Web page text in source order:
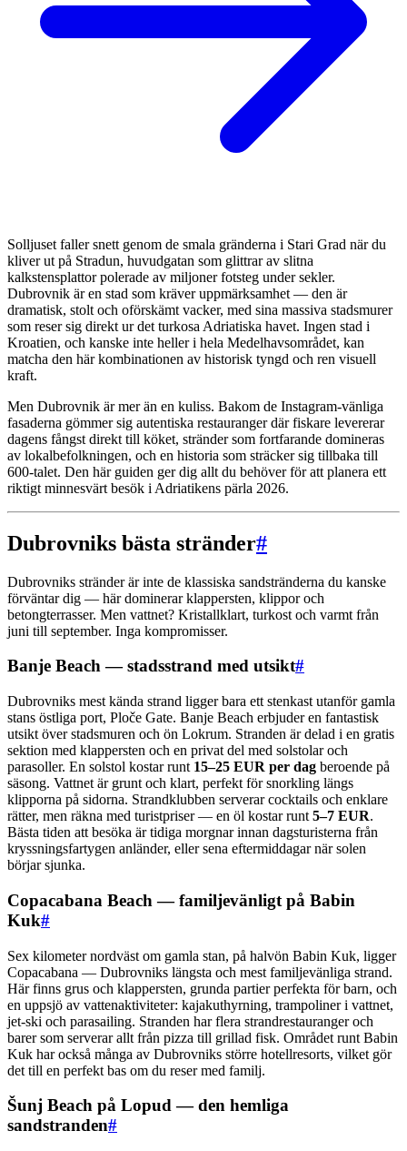
Solljuset faller snett genom de smala gränderna i Stari Grad när du
kliver ut på Stradun, huvudgatan som glittrar av slitna
kalkstensplattor polerade av miljoner fotsteg under sekler.
Dubrovnik är en stad som kräver uppmärksamhet — den är
dramatisk, stolt och oförskämt vacker, med sina massiva stadsmurer
som reser sig direkt ur det turkosa Adriatiska havet. Ingen stad i
Kroatien, och kanske inte heller i hela Medelhavsområdet, kan
matcha den här kombinationen av historisk tyngd och ren visuell
kraft.
Men Dubrovnik är mer än en kuliss. Bakom de Instagram-vänliga
fasaderna gömmer sig autentiska restauranger där fiskare levererar
dagens fångst direkt till köket, stränder som fortfarande domineras
av lokalbefolkningen, och en historia som sträcker sig tillbaka till
600-talet. Den här guiden ger dig allt du behöver för att planera ett
riktigt minnesvärt besök i Adriatikens pärla 2026.
Dubrovniks bästa stränder#
Dubrovniks stränder är inte de klassiska sandstränderna du kanske
förväntar dig — här dominerar klappersten, klippor och
betongterrasser. Men vattnet? Kristallklart, turkost och varmt från
juni till september. Inga kompromisser.
Banje Beach — stadsstrand med utsikt#
Dubrovniks mest kända strand ligger bara ett stenkast utanför gamla
stans östliga port, Ploče Gate. Banje Beach erbjuder en fantastisk
utsikt över stadsmuren och ön Lokrum. Stranden är delad i en gratis
sektion med klappersten och en privat del med solstolar och
parasoller. En solstol kostar runt 15–25 EUR per dag beroende på
säsong. Vattnet är grunt och klart, perfekt för snorkling längs
klipporna på sidorna. Strandklubben serverar cocktails och enklare
rätter, men räkna med turistpriser — en öl kostar runt 5–7 EUR.
Bästa tiden att besöka är tidiga morgnar innan dagsturisterna från
kryssningsfartygen anländer, eller sena eftermiddagar när solen
börjar sjunka.
Copacabana Beach — familjevänligt på Babin
Kuk#
Sex kilometer nordväst om gamla stan, på halvön Babin Kuk, ligger
Copacabana — Dubrovniks längsta och mest familjevänliga strand.
Här finns grus och klappersten, grunda partier perfekta för barn, och
en uppsjö av vattenaktiviteter: kajakuthyrning, trampoliner i vattnet,
jet-ski och parasailing. Stranden har flera strandrestauranger och
barer som serverar allt från pizza till grillad fisk. Området runt Babin
Kuk har också många av Dubrovniks större hotellresorts, vilket gör
det till en perfekt bas om du reser med familj.
Šunj Beach på Lopud — den hemliga
sandstranden#